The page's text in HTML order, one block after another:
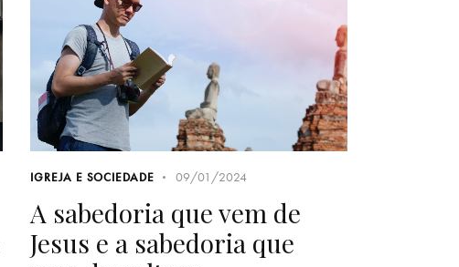
IGREJA E SOCIEDADE 09/01/2024
A sabedoria que vem de
Jesus e a sabedoria que